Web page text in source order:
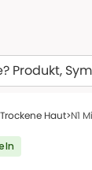
Trockene Haut N1